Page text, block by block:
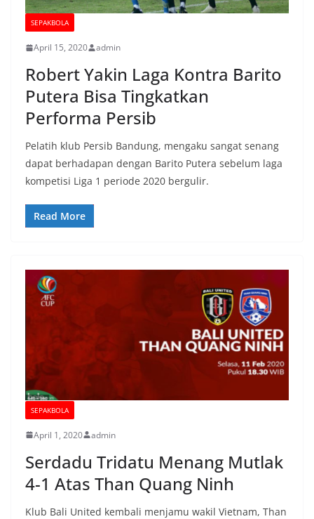
SEPAKBOLA
April 15, 2020 admin
Robert Yakin Laga Kontra Barito
Putera Bisa Tingkatkan
Performa Persib
Pelatih klub Persib Bandung, mengaku sangat senang
dapat berhadapan dengan Barito Putera sebelum laga
kompetisi Liga 1 periode 2020 bergulir.
Read More
SEPAKBOLA
April 1, 2020 admin
Serdadu Tridatu Menang Mutlak
4-1 Atas Than Quang Ninh
Klub Bali United kembali menjamu wakil Vietnam, Than